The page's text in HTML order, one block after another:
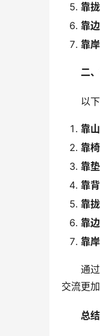
靠拢
靠边
靠岸
二
以下
靠山
靠椅
靠垫
靠背
靠拢
靠边
靠岸
通过以
交流更
总结